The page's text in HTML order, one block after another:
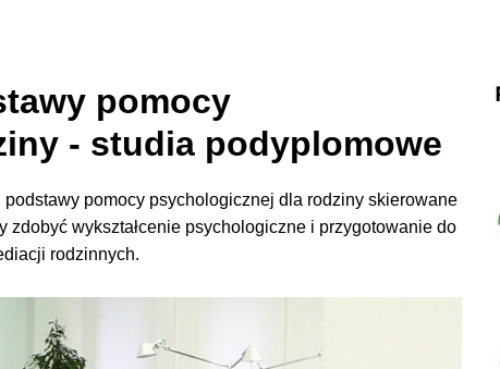
pomocy
- studia podyplomowe
pomocy psychologicznej dla rodziny skierowane
wykształcenie psychologiczne i przygotowanie do
rodzinnych.